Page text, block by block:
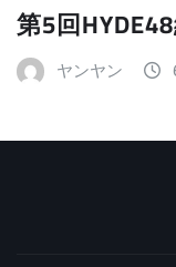
第5回
ヤンヤン